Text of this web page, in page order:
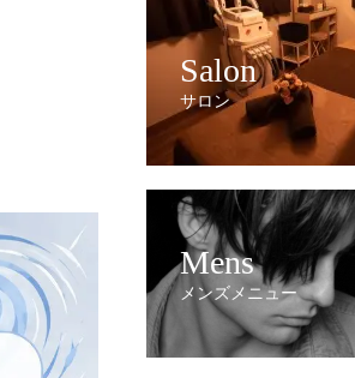
Salon
サロン
Mens
メンズメニュー